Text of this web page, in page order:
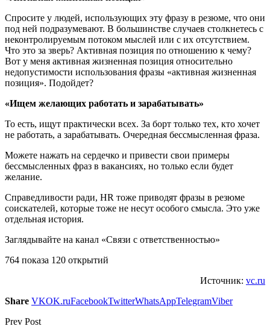
Спросите у людей, использующих эту фразу в резюме, что они
под ней подразумевают. В большинстве случаев столкнетесь с
неконтролируемым потоком мыслей или с их отсутствием.
Что это за зверь? Активная позиция по отношению к чему?
Вот у меня активная жизненная позиция относительно
недопустимости использования фразы «активная жизненная
позиция». Подойдет?
«Ищем желающих работать и зарабатывать»
То есть, ищут практически всех. За борт только тех, кто хочет
не работать, а зарабатывать. Очередная бессмысленная фраза.
Можете нажать на сердечко и привести свои примеры
бессмысленных фраз в вакансиях, но только если будет
желание.
Справедливости ради, HR тоже приводят фразы в резюме
соискателей, которые тоже не несут особого смысла. Это уже
отдельная история.
Заглядывайте на канал «Связи с ответственностью»
764 показа 120 открытий
Источник: vc.ru
Share VKOK.ruFacebookTwitterWhatsAppTelegramViber
Prev Post